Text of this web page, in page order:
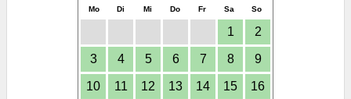
Mo Di Mi Do Fr Sa So
1 2
3 4 5 6 7 8 9
10 11 12 13 14 15 16